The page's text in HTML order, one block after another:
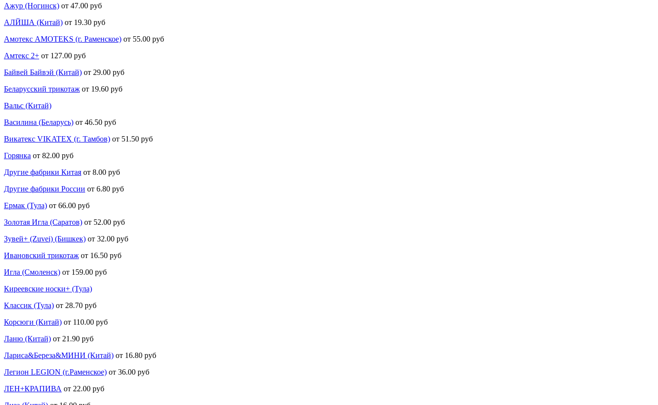
Ажур (Ногинск) от 47.00 руб
АЛЙША (Китай) от 19.30 руб
Амотекс AMOTEKS (г. Раменское) от 55.00 руб
Амтекс 2+ от 127.00 руб
Байвей Байвэй (Китай) от 29.00 руб
Беларусский трикотаж от 19.60 руб
Вальс (Китай)
Василина (Беларусь) от 46.50 руб
Викатекс VIKATEX (г. Тамбов) от 51.50 руб
Горянка от 82.00 руб
Другие фабрики Китая от 8.00 руб
Другие фабрики России от 6.80 руб
Ермак (Тула) от 66.00 руб
Золотая Игла (Саратов) от 52.00 руб
Зувей+ (Zuvei) (Бишкек) от 32.00 руб
Ивановский трикотаж от 16.50 руб
Игла (Смоленск) от 159.00 руб
Киреевские носки+ (Тула)
Классик (Тула) от 28.70 руб
Корсюги (Китай) от 110.00 руб
Ланю (Китай) от 21.90 руб
Лариса&Береза&МИНИ (Китай) от 16.80 руб
Легион LEGION (г.Раменское) от 36.00 руб
ЛЕН+КРАПИВА от 22.00 руб